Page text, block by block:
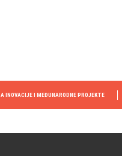
INOVACIJE I MEĐUNARODNE PROJEKTE